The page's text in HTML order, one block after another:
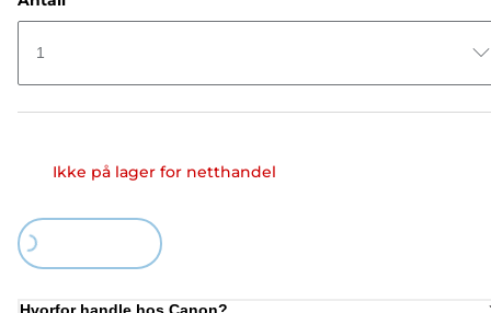
1
Ikke på lager for netthandel
Loading...